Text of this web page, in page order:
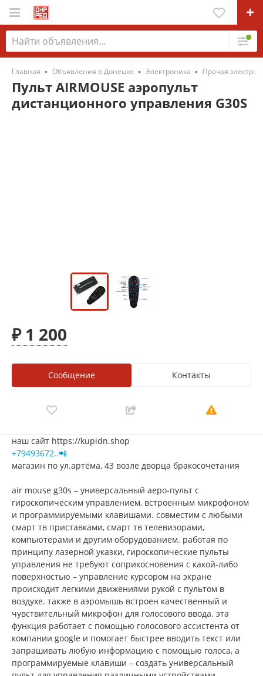
Главная Объявления в Донецке Электроника Прочая
Пульт AIRMOUSE аэропульт
дистанционного управления G30S
₽ 1 200
Сообщение Контакты
наш сайт https://kupidn.shop
+79493672..📲
магазин по ул.артёма, 43 возле дворца бракосочетания
air mouse g30s – универсальный аеро-пульт с
гироскопическим управлением, встроенным микрофоном
и программируемыми клавишами. совместим с любыми
смарт тв приставками, смарт тв телевизорами,
компьютерами и другим оборудованием. работая по
принципу лазерной указки, гироскопические пульты
управления не требуют соприкосновения с какой-либо
поверхностью – управление курсором на экране
происходит легкими движениями рукой с пультом в
воздухе. также в аэромышь встроен качественный и
чувствительный микрофон для голосового ввода. эта
функция работает с помощью голосового ассистента от
компании google и помогает быстрее вводить текст или
запрашивать любую информацию с помощью голоса, а
программируемые клавиши – создать универсальный